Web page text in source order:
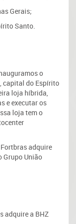
Gerais;
Santo.
o
capital do Espírito
loja híbrida,
e executar os
loja tem o
adquire
União
adquire a BHZ